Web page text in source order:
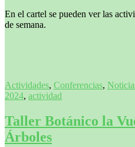
En el cartel se pueden ver las
de semana.
Actividades, Conferencias,
2024, actividad
Taller Botánico la
Árboles